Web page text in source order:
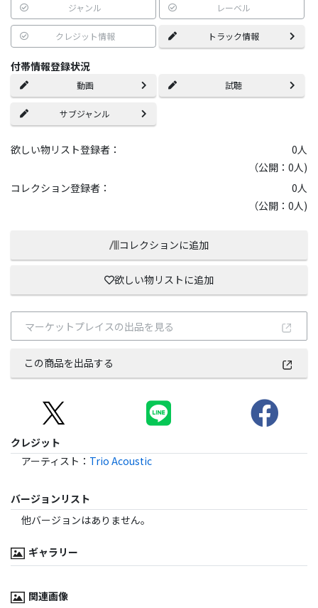
ジャンル レーベル
クレジット情報 トラック情報
付帯情報登録状況
動画 試聴
サブジャンル
欲しい物リスト登録者： 0人
（公開：0人)
コレクション登録者：
0人
（公開：0人)
コレクションに追加
欲しい物リストに追加
マーケットプレイスの出品を見る
この商品を出品する
クレジット
アーティスト ： Trio Acoustic
バージョンリスト
他バージョンはありません。
ギャラリー
関連画像